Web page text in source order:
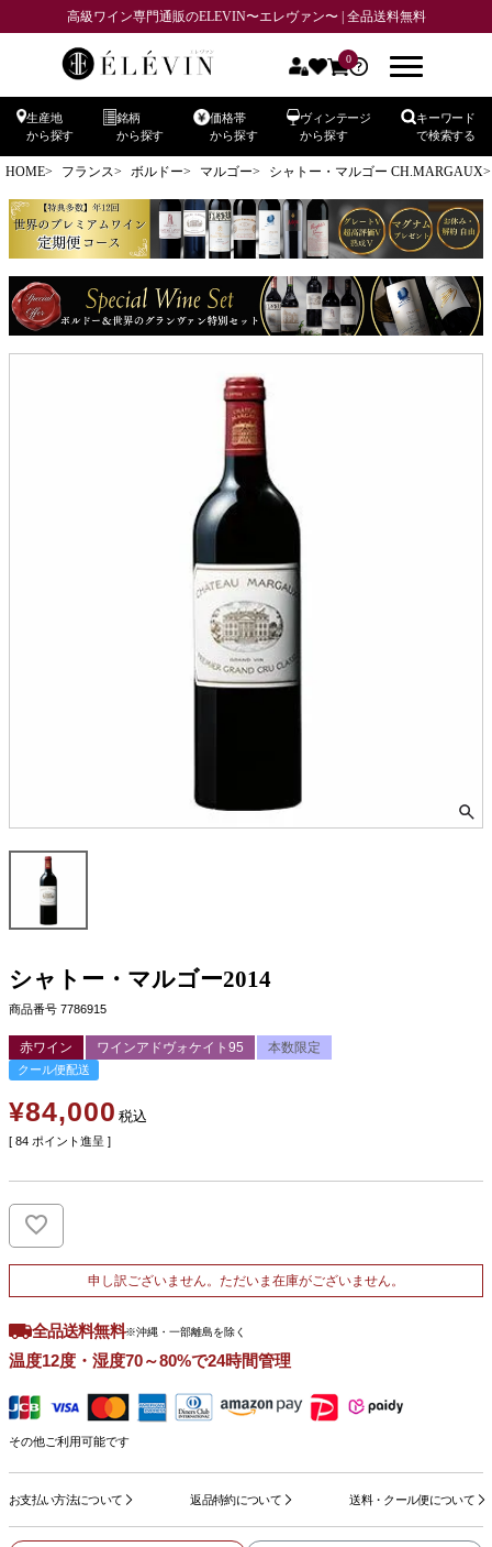
高級ワイン専門通販のELEVIN〜エレヴァン〜 | 全品送料無料
0
生産地
から探す
銘柄
から探す
価格帯
から探す
ヴィンテージ
から探す
キーワード
で検索する
HOME フランス ボルドー マルゴー シャトー・マルゴー CH.MARGAUX
シャトー・マルゴー2014
商品番号 7786915
赤ワイン ワインアドヴォケイト95 本数限定
クール便配送
¥84,000 税込
[ 84 ポイント進呈 ]
申し訳ございません。ただいま在庫がございません。
全品送料無料※沖縄・一部離島を除く
温度12度・湿度70～80%で24時間管理
その他ご利用可能です
お支払い方法について 返品特約について 送料・クール便について